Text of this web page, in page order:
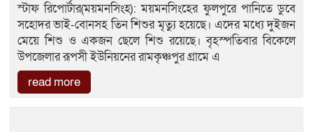
স্টাফ রিপোর্টার(ময়মনসিংহ): ময়মনসিংহের ফুলপুরে পানিতে ডুবে
সহোদর ভাই-বোনসহ তিন শিশুর মৃত্যু হয়েছে। এদের মধ্যে দুইজন
মেয়ে শিশু ও একজন ছেলে শিশু রয়েছে। বৃহস্পতিবার বিকেলে
উপজেলার রূপসী ইউনিয়নের রামকৃঞ্চপুর গ্রামে এ
read more